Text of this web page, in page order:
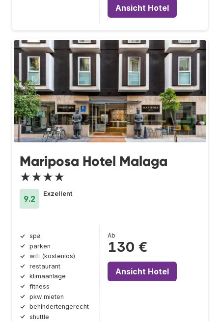
Ansicht Hotel
Mariposa Hotel Malaga
★★★★
9.2
Exzellent
spa
parken
wifi (kostenlos)
restaurant
klimaanlage
fitness
pkw mieten
behindertengerecht
shuttle
Ab
130 €
Ansicht Hotel